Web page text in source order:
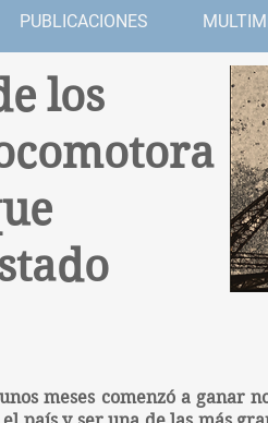
PUBLICACIONES
los
meses comenzó a ganar